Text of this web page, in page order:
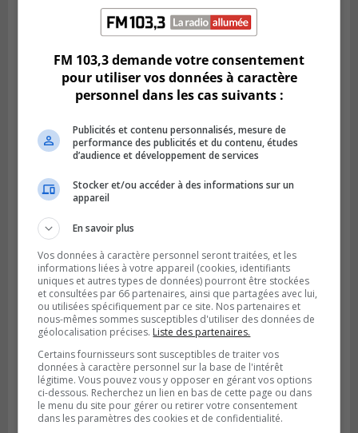
SAINT-CATHERINE
Publié le 30 juillet 2026 à 07h58
Sainte-Catherine prolonge son aide
financière au Complexe Le Partage
FM 103,3 demande votre consentement
pour utiliser vos données à caractère
personnel dans les cas suivants :
Publicités et contenu personnalisés, mesure de
performance des publicités et du contenu, études
d’audience et développement de services
Stocker et/ou accéder à des informations sur un
appareil
En savoir plus
Vos données à caractère personnel seront traitées, et les
informations liées à votre appareil (cookies, identifiants
uniques et autres types de données) pourront être stockées
et consultées par 66 partenaires, ainsi que partagées avec lui,
ou utilisées spécifiquement par ce site. Nos partenaires et
nous-mêmes sommes susceptibles d'utiliser des données de
géolocalisation précises. Liste des partenaires.
Certains fournisseurs sont susceptibles de traiter vos
données à caractère personnel sur la base de l'intérêt
légitime. Vous pouvez vous y opposer en gérant vos options
ci-dessous. Recherchez un lien en bas de cette page ou dans
le menu du site pour gérer ou retirer votre consentement
dans les paramètres des cookies et de confidentialité.